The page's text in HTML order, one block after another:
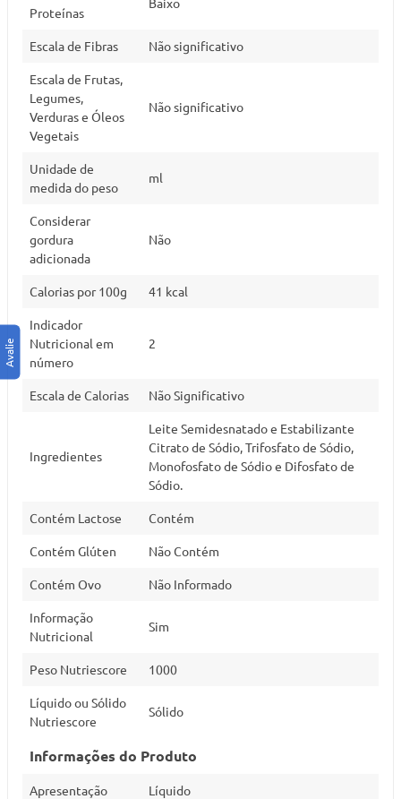
Proteínas
Escala de Fibras Não significativo
Escala de Frutas,
Legumes,
Verduras e Óleos
Vegetais
Não significativo
Unidade de
medida do peso
ml
Considerar
gordura
adicionada
Não
Calorias por 100g 41 kcal
Indicador
Nutricional em
número
2
Escala de Calorias Não Significativo
Ingredientes
Leite Semidesnatado e Estabilizante
Citrato de Sódio, Trifosfato de Sódio,
Monofosfato de Sódio e Difosfato de
Sódio.
Contém Lactose Contém
Contém Glúten Não Contém
Contém Ovo Não Informado
Informação
Nutricional
Sim
Peso Nutriescore 1000
Líquido ou Sólido
Nutriescore
Sólido
Informações do Produto
Apresentação Líquido